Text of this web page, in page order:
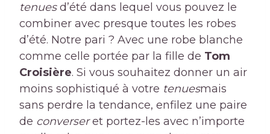
tenuesd’été dans lequel vous pouvez le
combiner avec presque toutes les robes
d’été. Notre pari ? Avec une robe blanche
comme celle portée par la fille de Tom
Croisière. Si vous souhaitez donner un air
moins sophistiqué à votre tenuesmais
sans perdre la tendance, enfilez une paire
de converseret portez-les avec n’importe